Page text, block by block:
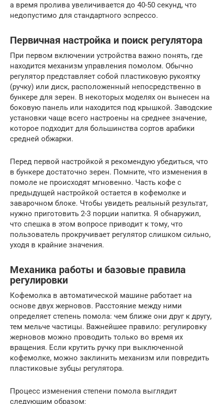
а время пролива увеличивается до 40-50 секунд, что
недопустимо для стандартного эспрессо.
Первичная настройка и поиск регулятора
При первом включении устройства важно понять, где
находится механизм управления помолом. Обычно
регулятор представляет собой пластиковую рукоятку
(ручку) или диск, расположенный непосредственно в
бункере для зерен. В некоторых моделях он вынесен на
боковую панель или находится под крышкой. Заводские
установки чаще всего настроены на среднее значение,
которое подходит для большинства сортов арабики
средней обжарки.
Перед первой настройкой я рекомендую убедиться, что
в бункере достаточно зерен. Помните, что изменения в
помоле не происходят мгновенно. Часть кофе с
предыдущей настройкой остается в кофемолке и
заварочном блоке. Чтобы увидеть реальный результат,
нужно приготовить 2-3 порции напитка. Я обнаружил,
что спешка в этом вопросе приводит к тому, что
пользователь прокручивает регулятор слишком сильно,
уходя в крайние значения.
Механика работы и базовые правила
регулировки
Кофемолка в автоматической машине работает на
основе двух жерновов. Расстояние между ними
определяет степень помола: чем ближе они друг к другу,
тем мельче частицы. Важнейшее правило: регулировку
жерновов можно проводить только во время их
вращения. Если крутить ручку при выключенной
кофемолке, можно заклинить механизм или повредить
пластиковые зубцы регулятора.
Процесс изменения степени помола выглядит
следующим образом: